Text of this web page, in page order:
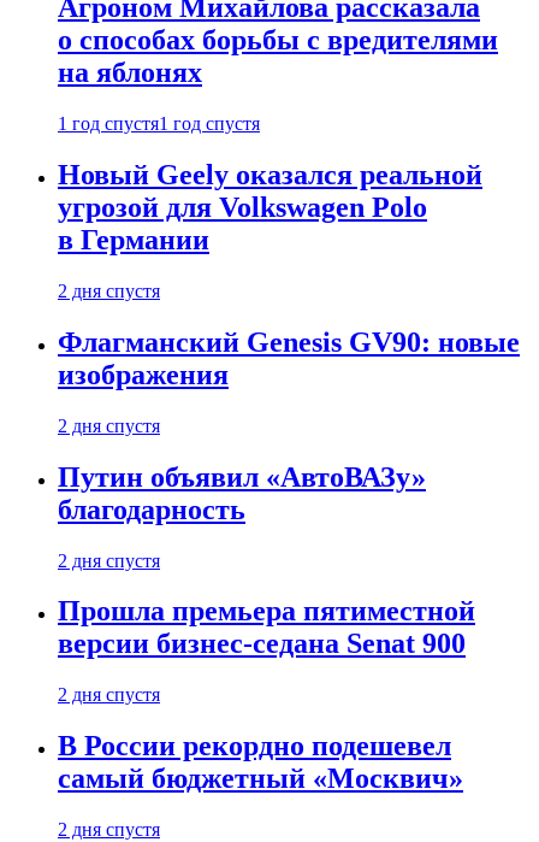
Агроном Михайлова рассказала
о способах борьбы с вредителями
на яблонях
1 год спустя1 год спустя
Новый Geely оказался реальной
угрозой для Volkswagen Polo
в Германии
2 дня спустя
Флагманский Genesis GV90: новые
изображения
2 дня спустя
Путин объявил «АвтоВАЗу»
благодарность
2 дня спустя
Прошла премьера пятиместной
версии бизнес-седана Senat 900
2 дня спустя
В России рекордно подешевел
самый бюджетный «Москвич»
2 дня спустя